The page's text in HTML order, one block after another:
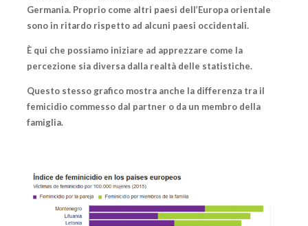
Germania. Proprio come altri paesi dell’Europa orientale
sono in ritardo rispetto ad alcuni paesi occidentali.
È qui che possiamo iniziare ad apprezzare come la
percezione sia diversa dalla realtà delle statistiche.
Questo stesso grafico mostra anche la differenza tra il
femicidio commesso dal partner o da un membro della
famiglia.